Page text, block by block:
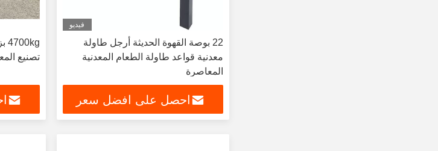
فيديو
22 بوصة القهوة الحديثة أرجل طاولة
معدنية قواعد طاولة الطعام المعدنية
المعاصرة
احصل على افضل سعر
تصنيع